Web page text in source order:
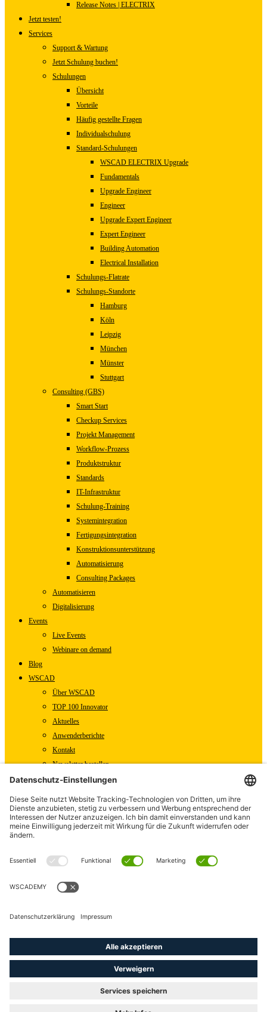
Release Notes | ELECTRIX
Jetzt testen!
Services
Support & Wartung
Jetzt Schulung buchen!
Schulungen
Übersicht
Vorteile
Häufig gestellte Fragen
Individualschulung
Standard-Schulungen
WSCAD ELECTRIX Upgrade
Fundamentals
Upgrade Engineer
Engineer
Upgrade Expert Engineer
Expert Engineer
Building Automation
Electrical Installation
Schulungs-Flatrate
Schulungs-Standorte
Hamburg
Köln
Leipzig
München
Münster
Stuttgart
Consulting (GBS)
Smart Start
Checkup Services
Projekt Management
Workflow-Prozess
Produktstruktur
Standards
IT-Infrastruktur
Schulung-Training
Systemintegration
Fertigungsintegration
Konstruktionsunterstützung
Automatisierung
Consulting Packages
Automatisieren
Digitalisierung
Events
Live Events
Webinare on demand
Blog
WSCAD
Über WSCAD
TOP 100 Innovator
Aktuelles
Anwenderberichte
Kontakt
Newsletter bestellen
WSCAD Shop
Partner
Downloads
Pressemitteilungen
WSCAD als Arbeitgeber
youtube